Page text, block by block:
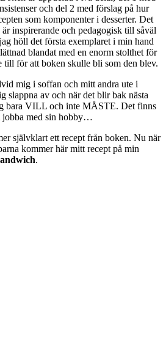
och del 2 med förslag på hur
som komponenter i desserter. Det
inspirerande och pedagogisk till såväl
höll det första exemplaret i min hand
blandat med en enorm stolthet för
till för att boken skulle bli som den blev.
mig i soffan och mitt andra ute i
slappna av och när det blir bak nästa
bara VILL och inte MÅSTE. Det finns
jobba med sin hobby…
självklart ett recept från boken. Nu när
kommer här mitt recept på min
.